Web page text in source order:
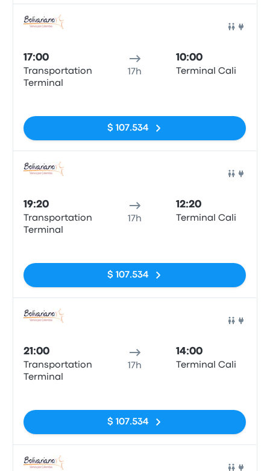
17:00
Transportation
Terminal
17h
10:00
Terminal Cali
$ 107.534
19:20
Transportation
Terminal
17h
12:20
Terminal Cali
$ 107.534
21:00
Transportation
Terminal
17h
14:00
Terminal Cali
$ 107.534